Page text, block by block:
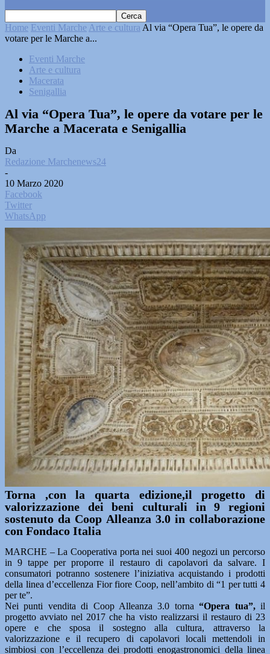
Home Eventi Marche Arte e cultura Al via “Opera Tua”, le opere da
votare per le Marche a...
Eventi Marche
Arte e cultura
Macerata
Senigallia
Al via “Opera Tua”, le opere da votare per le
Marche a Macerata e Senigallia
Da
Redazione Marchenews24
-
10 Marzo 2020
Facebook
Twitter
WhatsApp
Torna ,con la quarta edizione,il progetto di
valorizzazione dei beni culturali in 9 regioni
sostenuto da Coop Alleanza 3.0 in collaborazione
con Fondaco Italia
MARCHE – La Cooperativa porta nei suoi 400 negozi un percorso
in 9 tappe per proporre il restauro di capolavori da salvare. I
consumatori potranno sostenere l’iniziativa acquistando i prodotti
della linea d’eccellenza Fior fiore Coop, nell’ambito di “1 per tutti 4
per te”.
Nei punti vendita di Coop Alleanza 3.0 torna “Opera tua”,il
progetto avviato nel 2017 che ha visto realizzarsi il restauro di 23
opere e che sposa il sostegno alla cultura, attraverso la
valorizzazione e il recupero di capolavori locali mettendoli in
simbiosi con l’eccellenza dei prodotti enogastronomici della linea